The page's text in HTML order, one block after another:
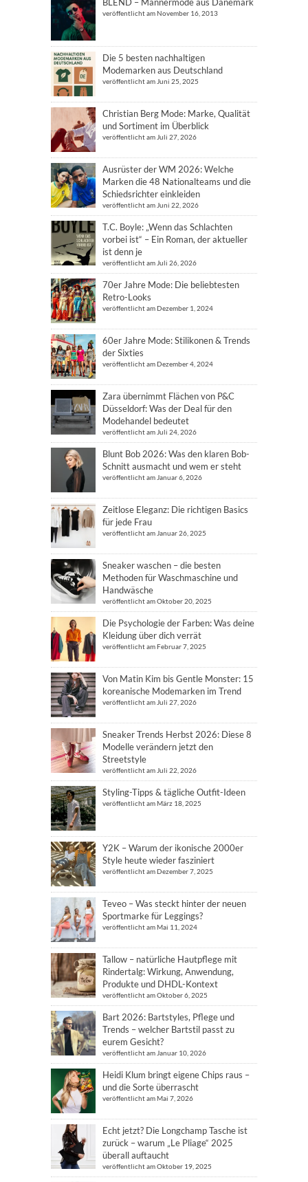
BLEND – Männermode aus Dänemark
veröffentlicht am November 16, 2013
Die 5 besten nachhaltigen
Modemarken aus Deutschland
veröffentlicht am Juni 25, 2025
Christian Berg Mode: Marke, Qualität
und Sortiment im Überblick
veröffentlicht am Juli 27, 2026
Ausrüster der WM 2026: Welche
Marken die 48 Nationalteams und die
Schiedsrichter einkleiden
veröffentlicht am Juni 22, 2026
T.C. Boyle: „Wenn das Schlachten
vorbei ist“ – Ein Roman, der aktueller
ist denn je
veröffentlicht am Juli 26, 2026
70er Jahre Mode: Die beliebtesten
Retro-Looks
veröffentlicht am Dezember 1, 2024
60er Jahre Mode: Stilikonen & Trends
der Sixties
veröffentlicht am Dezember 4, 2024
Zara übernimmt Flächen von P&C
Düsseldorf: Was der Deal für den
Modehandel bedeutet
veröffentlicht am Juli 24, 2026
Blunt Bob 2026: Was den klaren Bob-
Schnitt ausmacht und wem er steht
veröffentlicht am Januar 6, 2026
Zeitlose Eleganz: Die richtigen Basics
für jede Frau
veröffentlicht am Januar 26, 2025
Sneaker waschen – die besten
Methoden für Waschmaschine und
Handwäsche
veröffentlicht am Oktober 20, 2025
Die Psychologie der Farben: Was deine
Kleidung über dich verrät
veröffentlicht am Februar 7, 2025
Von Matin Kim bis Gentle Monster: 15
koreanische Modemarken im Trend
veröffentlicht am Juli 27, 2026
Sneaker Trends Herbst 2026: Diese 8
Modelle verändern jetzt den
Streetstyle
veröffentlicht am Juli 22, 2026
Styling-Tipps & tägliche Outfit-Ideen
veröffentlicht am März 18, 2025
Y2K – Warum der ikonische 2000er
Style heute wieder fasziniert
veröffentlicht am Dezember 7, 2025
Teveo – Was steckt hinter der neuen
Sportmarke für Leggings?
veröffentlicht am Mai 11, 2024
Tallow – natürliche Hautpflege mit
Rindertalg: Wirkung, Anwendung,
Produkte und DHDL-Kontext
veröffentlicht am Oktober 6, 2025
Bart 2026: Bartstyles, Pflege und
Trends – welcher Bartstil passt zu
eurem Gesicht?
veröffentlicht am Januar 10, 2026
Heidi Klum bringt eigene Chips raus –
und die Sorte überrascht
veröffentlicht am Mai 7, 2026
Echt jetzt? Die Longchamp Tasche ist
zurück – warum „Le Pliage“ 2025
überall auftaucht
veröffentlicht am Oktober 19, 2025